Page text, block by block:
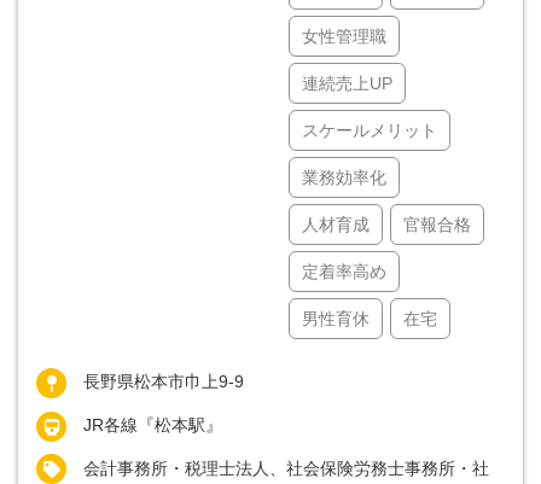
女性管理職
連続売上UP
スケールメリット
業務効率化
人材育成 官報合格
定着率高め
男性育休 在宅
長野県松本市巾上9-9
JR各線『松本駅』
会計事務所・税理士法人、社会保険労務士事務所・社